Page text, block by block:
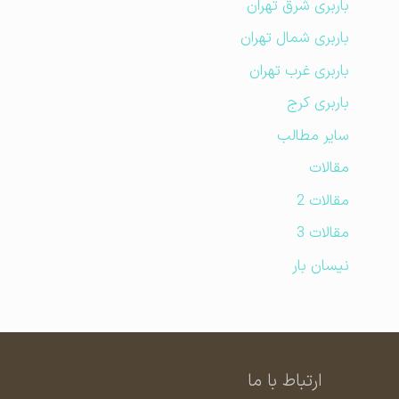
باربری شرق تهران
باربری شمال تهران
باربری غرب تهران
باربری کرج
سایر مطالب
مقالات
مقالات 2
مقالات 3
نیسان بار
ارتباط با ما